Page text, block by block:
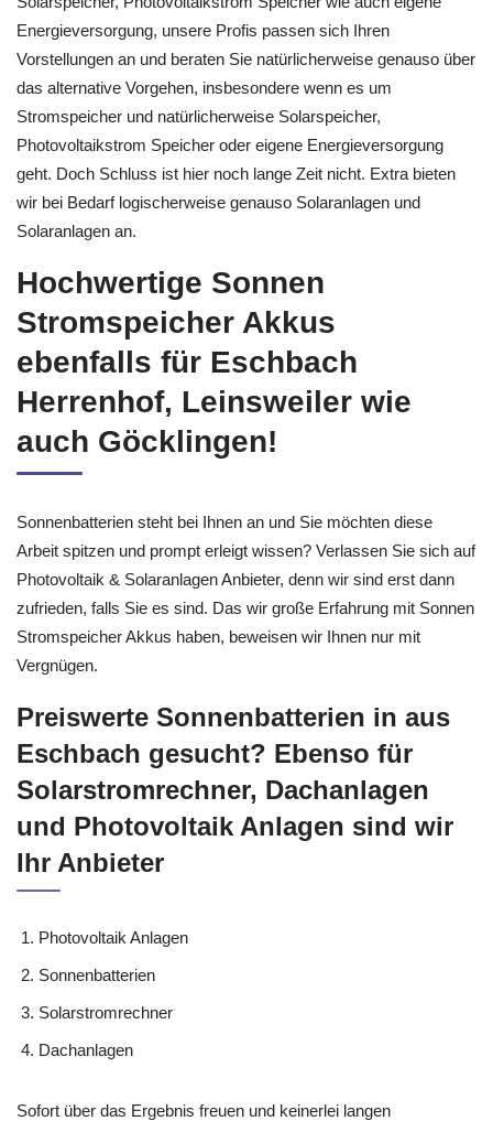
Energieversorgung, unsere Profis passen sich Ihren
Vorstellungen an und beraten Sie natürlicherweise genauso über
das alternative Vorgehen, insbesondere wenn es um
Stromspeicher und natürlicherweise Solarspeicher,
Photovoltaikstrom Speicher oder eigene Energieversorgung
geht. Doch Schluss ist hier noch lange Zeit nicht. Extra bieten
wir bei Bedarf logischerweise genauso Solaranlagen und
Solaranlagen an.
Hochwertige Sonnen
Stromspeicher Akkus
ebenfalls für Eschbach
Herrenhof, Leinsweiler wie
auch Göcklingen!
Sonnenbatterien steht bei Ihnen an und Sie möchten diese
Arbeit spitzen und prompt erleigt wissen? Verlassen Sie sich auf
Photovoltaik & Solaranlagen Anbieter, denn wir sind erst dann
zufrieden, falls Sie es sind. Das wir große Erfahrung mit Sonnen
Stromspeicher Akkus haben, beweisen wir Ihnen nur mit
Vergnügen.
Preiswerte Sonnenbatterien in aus
Eschbach gesucht? Ebenso für
Solarstromrechner, Dachanlagen
und Photovoltaik Anlagen sind wir
Ihr Anbieter
Photovoltaik Anlagen
Sonnenbatterien
Solarstromrechner
Dachanlagen
Sofort über das Ergebnis freuen und keinerlei langen